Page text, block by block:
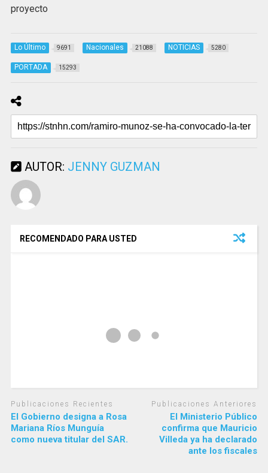
proyecto
Lo Último 9691 Nacionales 21088 NOTICIAS 5280
PORTADA 15293
AUTOR: JENNY GUZMAN
RECOMENDADO PARA USTED
Publicaciones Recientes
El Gobierno designa a Rosa
Mariana Ríos Munguía
como nueva titular del SAR.
Publicaciones Anteriores
El Ministerio Público
confirma que Mauricio
Villeda ya ha declarado
ante los fiscales